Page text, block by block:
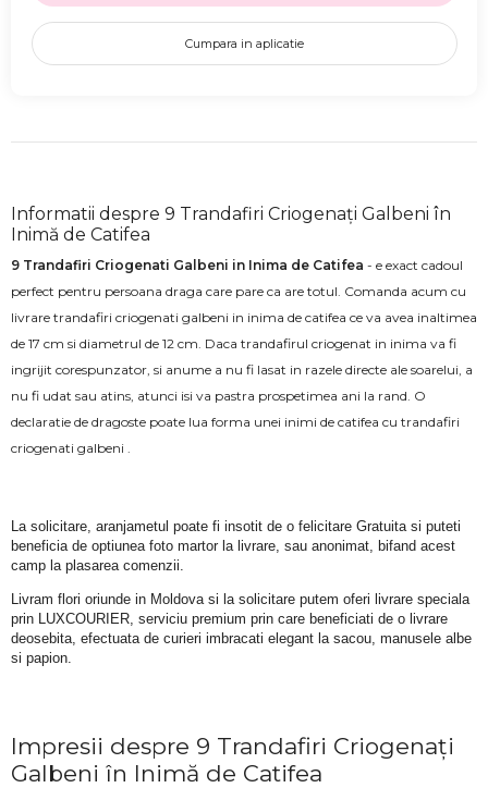
Cumpara in aplicatie
Informatii despre 9 Trandafiri Criogenați Galbeni în
Inimă de Catifea
9 Trandafiri Criogenati Galbeni in Inima de Catifea​​​ - e exact cadoul
perfect pentru persoana draga care pare ca are totul. Comanda acum cu
livrare trandafiri criogenati galbeni in inima de catifea ce va avea inaltimea
de 17 cm si diametrul de 12 cm. Daca trandafirul criogenat in inima va fi
ingrijit corespunzator, si anume a nu fi lasat in razele directe ale soarelui, a
nu fi udat sau atins, atunci isi va pastra prospetimea ani la rand. O
declaratie de dragoste poate lua forma unei inimi de catifea cu trandafiri
criogenati galbeni .
La solicitare, aranjametul poate fi insotit de o felicitare Gratuita si puteti
beneficia de optiunea foto martor la livrare, sau anonimat, bifand acest
camp la plasarea comenzii.
Livram flori oriunde in Moldova si la solicitare putem oferi livrare speciala
prin LUXCOURIER, serviciu premium prin care beneficiati de o livrare
deosebita, efectuata de curieri imbracati elegant la sacou, manusele albe
si papion.
Impresii despre 9 Trandafiri Criogenați
Galbeni în Inimă de Catifea